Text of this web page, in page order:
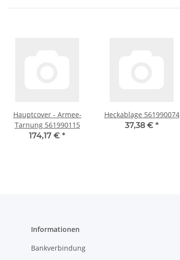
Hauptcover - Armee-
Tarnung 561990115
174,17 € *
Heckablage 561990074
37,38 € *
Informationen
Bankverbindung